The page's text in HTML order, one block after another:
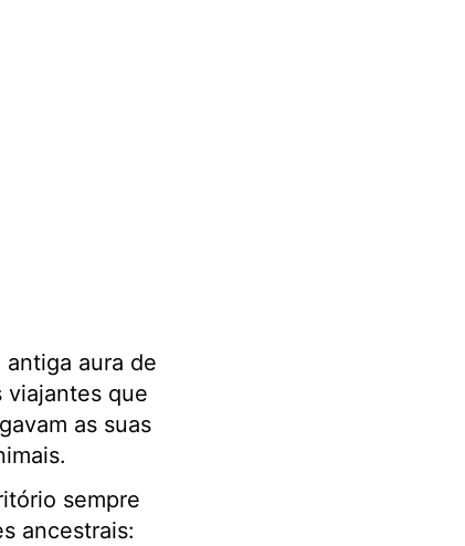
aura de
viajantes que
as suas
sempre
ancestrais: